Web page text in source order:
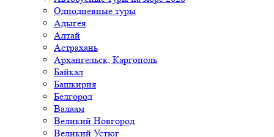
Однодневные туры
Адыгея
Алтай
Астрахань
Архангельск, Каргополь
Байкал
Башкирия
Белгород
Валаам
Великий Новгород
Великий Устюг